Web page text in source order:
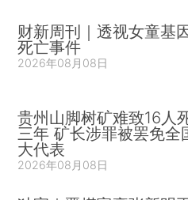
财新周刊｜透视女童基
死亡事件
2026年08月08日
贵州山脚树矿难致16人
三年 矿长涉罪被罢免全
大代表
2026年08月08日